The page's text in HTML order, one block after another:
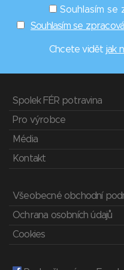
Souhlasím se
Souhlasím se
Chcete vidět jak
Spolek FÉR potravina
Pro výrobce
Média
Kontakt
Všeobecné obchodní
Ochrana osobních údajů
Cookies